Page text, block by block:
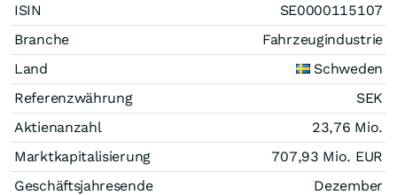
ISIN
SE0000115107
Branche
Fahrzeugindustrie
Land
Schweden
Referenzwährung
SEK
Aktienanzahl
23,76 Mio.
Marktkapitalisierung
707,93 Mio. EUR
Geschäftsjahresende
Dezember